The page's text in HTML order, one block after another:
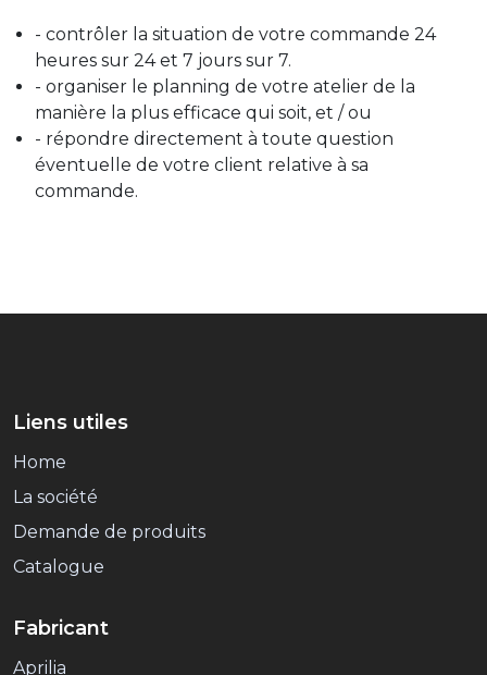
- contrôler la situation de votre commande 24
heures sur 24 et 7 jours sur 7.
- organiser le planning de votre atelier de la
manière la plus efficace qui soit, et / ou
- répondre directement à toute question
éventuelle de votre client relative à sa
commande.
Liens utiles
Home
La société
Demande de produits
Catalogue
Fabricant
Aprilia